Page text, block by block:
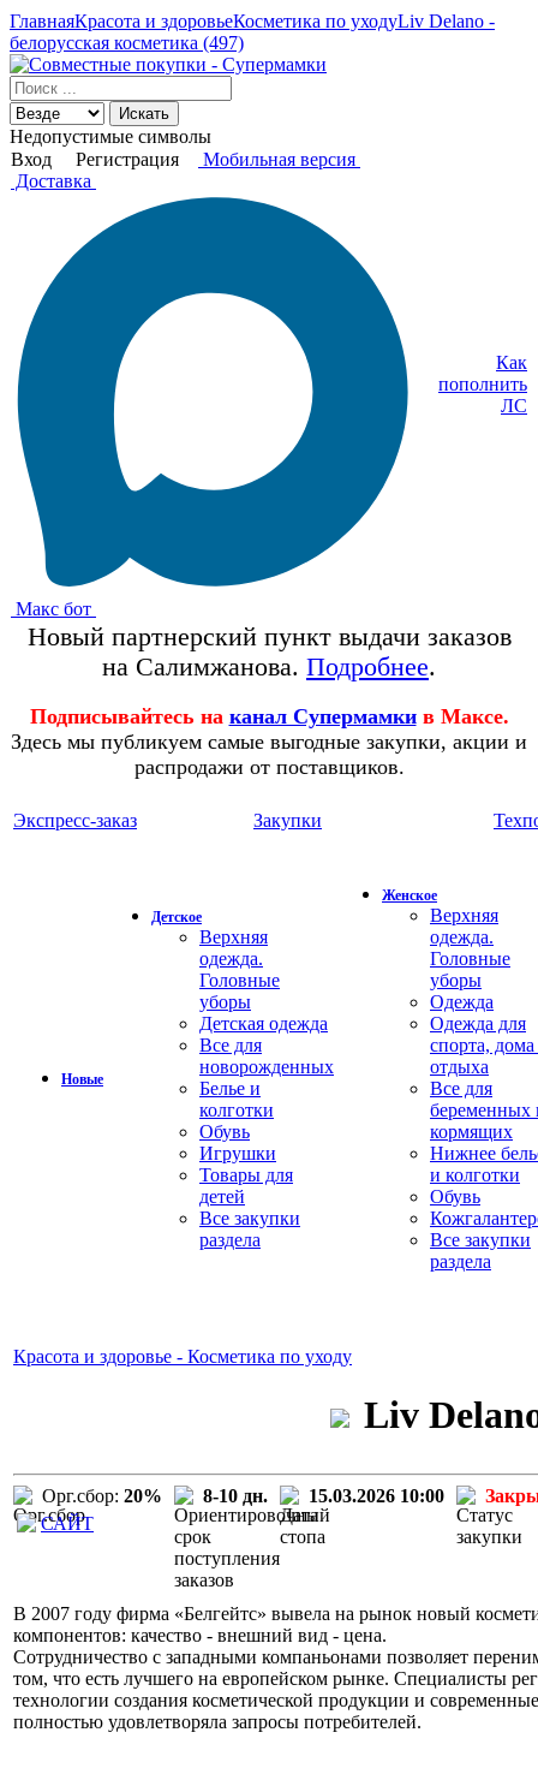
ГлавнаяКрасота и здоровьеКосметика по уходуLiv Delano -
белорусская косметика (497)
Искать
Недопустимые символы
Вход
Регистрация
Мобильная версия
Доставка
Макс бот
Как
пополнить
ЛС
Новый партнерский пункт выдачи заказов
на Салимжанова. Подробнее.
Подписывайтесь на канал Супермамки в Максе.
Здесь мы публикуем самые выгодные закупки, акции и
распродажи от поставщиков.
Экспресс-заказ Закупки
Новые
Детское
Верхняя
одежда.
Головные
уборы
Детская одежда
Все для
новорожденных
Белье и
колготки
Обувь
Игрушки
Товары для
детей
Все закупки
раздела
Женское
Верхняя
одежда.
Головные
уборы
Одежда
Одежда для
спорта,
отдыха
Все для
беременных
кормящих
Нижнее
и колготки
Обувь
Все закупки
раздела
Красота и здоровье - Косметика по уходу
Liv
Орг.сбор: 20% 8-10 дн. 15.03.2026 10:00
САЙТ
В 2007 году фирма «Белгейтс» вывела на рынок новый
компонентов: качество - внешний вид - цена.
Сотрудничество с западными компаньонами позволяет
том, что есть лучшего на европейском рынке. Специалисты
технологии создания косметической продукции и
полностью удовлетворяла запросы потребителей.